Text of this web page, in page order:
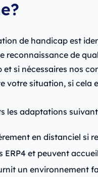
de handicap est
reconnaissance de
si nécessaires nos
votre situation, si cela
les adaptations
en distanciel si
ERP4 et peuvent
un environnement